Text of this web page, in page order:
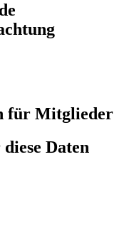
für Mitglieder
Daten